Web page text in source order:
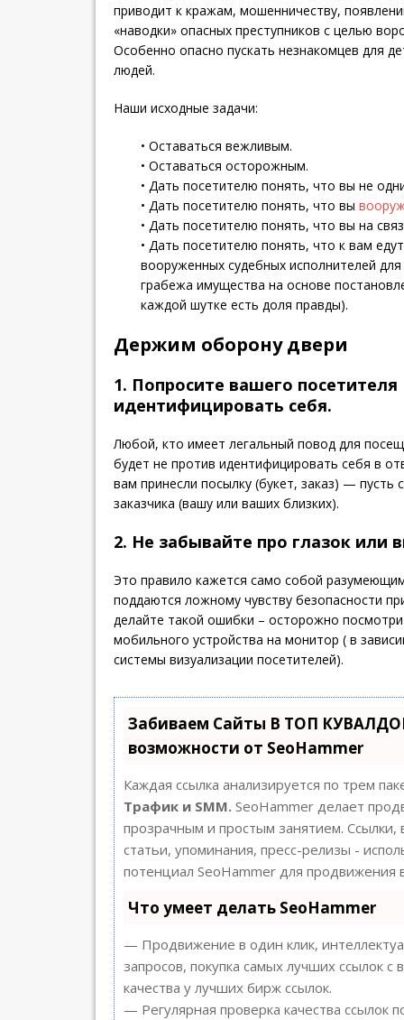
приводит к кражам, мошенничеству,
«наводки» опасных преступников с целью
Особенно опасно пускать незнакомцев для
людей.
Наши исходные задачи:
• Оставаться вежливым.
• Оставаться осторожным.
• Дать посетителю понять, что вы не
• Дать посетителю понять, что вы
• Дать посетителю понять, что вы на
• Дать посетителю понять, что к вам
вооруженных судебных исполнителей
грабежа имущества на основе
каждой шутке есть доля правды).
Держим оборону двери
1. Попросите вашего посетителя
идентифицировать себя.
Любой, кто имеет легальный повод для
будет не против идентифицировать себя в
вам принесли посылку (букет, заказ) —
заказчика (вашу или ваших близких).
2. Не забывайте про глазок или
Это правило кажется само собой
поддаются ложному чувству безопасности
делайте такой ошибки – осторожно
мобильного устройства на монитор ( в
системы визуализации посетителей).
Забиваем Сайты В ТОП
возможности от SeoHammer
Каждая ссылка анализируется по трем
Трафик и SMM. SeoHammer делает
прозрачным и простым занятием. Ссылки,
статьи, упоминания, пресс-релизы -
потенциал SeoHammer для продвижения
Что умеет делать SeoHammer
— Продвижение в один клик,
запросов, покупка самых лучших ссылок с
качества у лучших бирж ссылок.
— Регулярная проверка качества ссылок